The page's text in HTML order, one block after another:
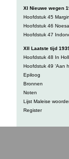
XI Nieuwe wegen
Hoofdstuk 45
Hoofdstuk 46
Hoofdstuk 47
XII Laatste tijd
Hoofdstuk 48 In
Hoofdstuk 49 ‘Aan
Epiloog
Bronnen
Noten
Lijst Maleise
Register